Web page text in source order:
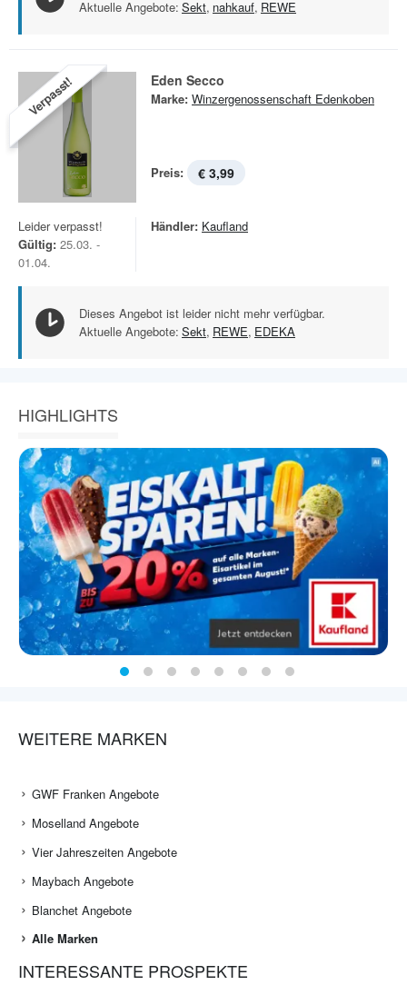
Aktuelle Angebote: Sekt, nahkauf, REWE
Verpasst! Eden Secco
Marke: Winzergenossenschaft Edenkoben
Preis: € 3,99
Leider verpasst!
Gültig: 25.03. -
01.04.
Händler: Kaufland
Dieses Angebot ist leider nicht mehr verfügbar.
Aktuelle Angebote: Sekt, REWE, EDEKA
HIGHLIGHTS
WEITERE MARKEN
GWF Franken Angebote
Moselland Angebote
Vier Jahreszeiten Angebote
Maybach Angebote
Blanchet Angebote
Alle Marken
INTERESSANTE PROSPEKTE